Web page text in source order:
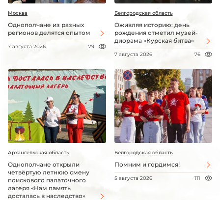
Москва
Однополчане из разных
регионов делятся опытом
7 августа 2026 79
Белгородская область
Оживляя историю: день
рождения отметил музей-
диорама «Курская битва»
7 августа 2026 76
Архангельская область
Однополчане открыли
четвёртую летнюю смену
поискового палаточного
лагеря «Нам память
досталась в наследство»
Белгородская область
Помним и гордимся!
5 августа 2026 111